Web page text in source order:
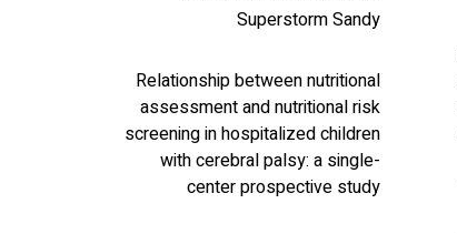
Superstorm Sandy
Relationship between nutritional
assessment and nutritional risk
screening in hospitalized children
with cerebral palsy: a single-
center prospective study